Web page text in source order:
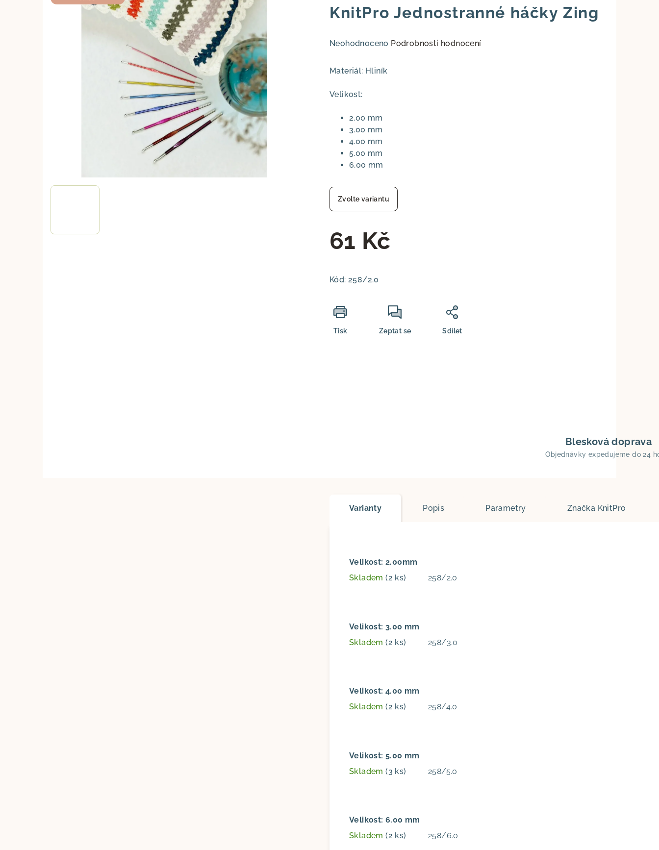
KnitPro Jednostranné háčky Zing
Průměrné
produktu
0,0
Neohodnoceno Podrobnosti hodnocení
Materiál: Hliník
Velikost:
2.00 mm
3.00 mm
4.00 mm
5.00 mm
6.00 mm
Zvolte variantu
61 Kč
cena:
Kód: 258/2.0
Tisk Zeptat se Sdílet
Blesková doprava
Objednávky expedujeme do 24
Varianty Popis Parametry Značka KnitPro
Velikost: 2.00mm
Skladem(2 ks) 258/2.0
Velikost: 3.00 mm
Skladem(2 ks) 258/3.0
Velikost: 4.00 mm
Skladem(2 ks) 258/4.0
Velikost: 5.00 mm
Skladem(3 ks) 258/5.0
Velikost: 6.00 mm
Skladem(2 ks) 258/6.0